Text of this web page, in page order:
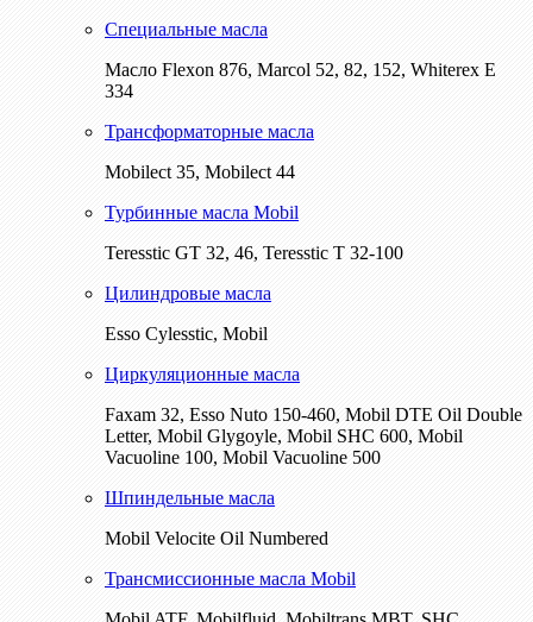
Специальные масла
Масло Flexon 876, Marcol 52, 82, 152, Whiterex E
334
Трансформаторные масла
Mobilect 35, Mobilect 44
Турбинные масла Mobil
Teresstic GT 32, 46, Teresstic T 32-100
Цилиндровые масла
Esso Cylesstic, Mobil
Циркуляционные масла
Faxam 32, Esso Nuto 150-460, Mobil DTE Oil Double
Letter, Mobil Glygoyle, Mobil SHC 600, Mobil
Vacuoline 100, Mobil Vacuoline 500
Шпиндельные масла
Mobil Velocite Oil Numbered
Трансмиссионные масла Mobil